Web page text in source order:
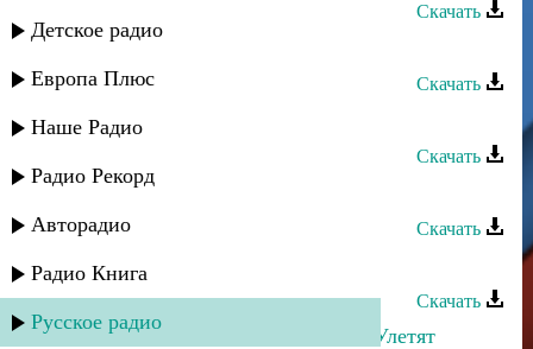
Детское радио
Европа Плюс
Наше Радио
Радио Рекорд
Авторадио
Радио Книга
Русское радио
Скачать
Руслан Аджиев - Любимая
Скачать
Руслан Рамазанов - Аромат любви
Скачать
Руслан Аджиев - Умут булан
Скачать
Руслан Гасанов - Молодость
Скачать
Руслан Гасанов и Лаура Алиева - Улетят